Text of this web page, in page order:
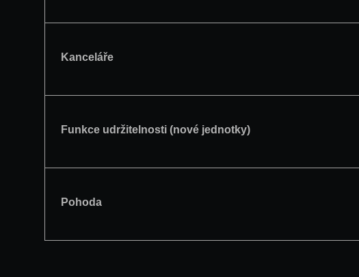
Kanceláře
Funkce udržitelnosti (nové jednotky)
Pohoda